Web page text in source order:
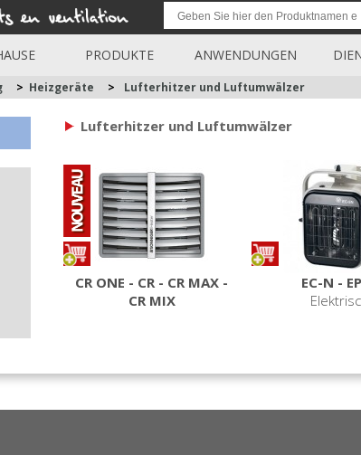
PRODUKTE ANWENDUNGEN
> Heizgeräte > Lufterhitzer und Luftumwälzer
Lufterhitzer und Luftumwälzer
CR ONE - CR - CR MAX -
CR MIX
EC-N -